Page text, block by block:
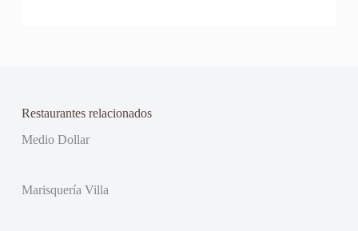
Restaurantes relacionados
Medio Dollar
Marisquería Villa